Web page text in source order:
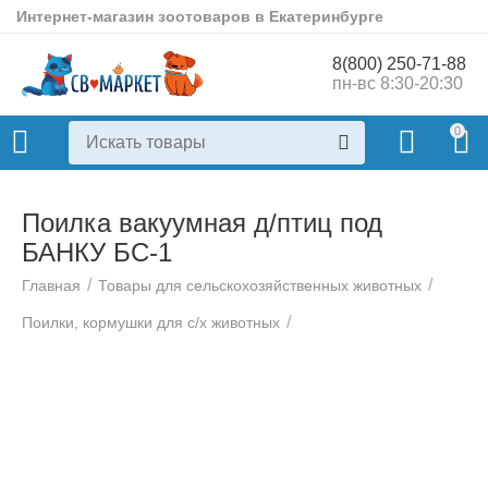
Интернет-магазин зоотоваров в Екатеринбурге
8(800) 250-71-88
пн-вс 8:30-20:30
0
Поилка вакуумная д/птиц под
БАНКУ БС-1
Главная / Товары для сельскохозяйственных животных /
Поилки, кормушки для с/х животных /